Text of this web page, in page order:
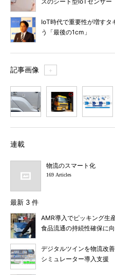
IoT時代で重要性が増すタ
う「最後の1cm」
記事画像 ＋
連載
物流のスマート化
169 Articles
最新 3 件
AMR導入でピッキング生
食品流通の持続性確保に
デジタルツインを物流改
シミュレーター導入支援